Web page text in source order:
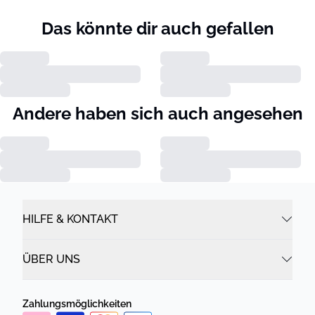
Das könnte dir auch gefallen
Andere haben sich auch angesehen
HILFE & KONTAKT
ÜBER UNS
Zahlungsmöglichkeiten